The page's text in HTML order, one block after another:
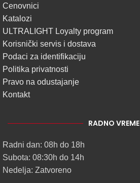
Cenovnici
Katalozi
ULTRALIGHT Loyalty program
Korisnički servis i dostava
Podaci za identifikaciju
Politika privatnosti
Pravo na odustajanje
Kontakt
RADNO VREME
Radni dan: 08h do 18h
Subota: 08:30h do 14h
Nedelja: Zatvoreno